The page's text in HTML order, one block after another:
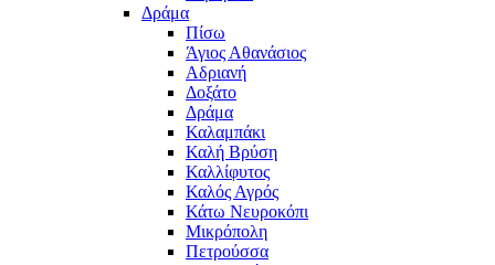
Δράμα
Πίσω
Άγιος Αθανάσιος
Αδριανή
Δοξάτο
Δράμα
Καλαμπάκι
Καλή Βρύση
Καλλίφυτος
Καλός Αγρός
Κάτω Νευροκόπι
Μικρόπολη
Πετρούσσα